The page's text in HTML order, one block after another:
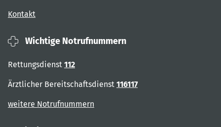
Kontakt
Wichtige Notrufnummern
Rettungsdienst 112
Ärztlicher Bereitschaftsdienst 116117
weitere Notrufnummern